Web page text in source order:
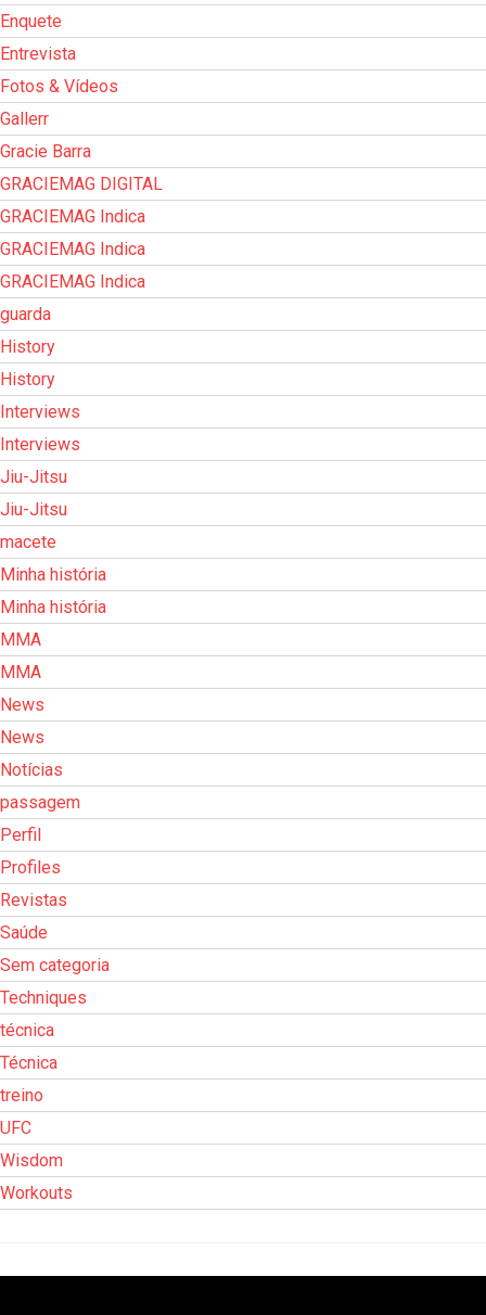
Enquete
Entrevista
Fotos & Vídeos
Gallerr
Gracie Barra
GRACIEMAG DIGITAL
GRACIEMAG Indica
GRACIEMAG Indica
GRACIEMAG Indica
guarda
History
History
Interviews
Interviews
Jiu-Jitsu
Jiu-Jitsu
macete
Minha história
Minha história
MMA
MMA
News
News
Notícias
passagem
Perfil
Profiles
Revistas
Saúde
Sem categoria
Techniques
técnica
Técnica
treino
UFC
Wisdom
Workouts